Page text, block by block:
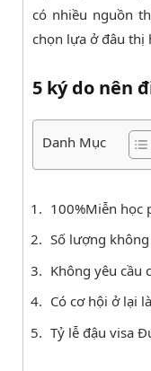
có nhiều nguồn
chọn lựa ở đâu thị
5 ký do nên
Danh Mục
100%Miễn học
Số lượng
Không yêu cầu
Có cơ hội ở lại
Tỷ lễ đậu visa